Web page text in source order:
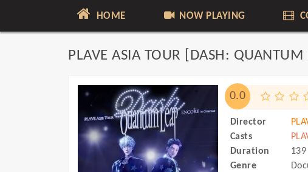
HOME NOW PLAYING
PLAVE ASIA TOUR [DASH:
0.0
Director
Casts
Duration
Genre